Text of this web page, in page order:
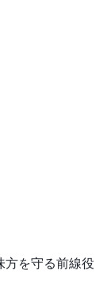
方を守る前線役